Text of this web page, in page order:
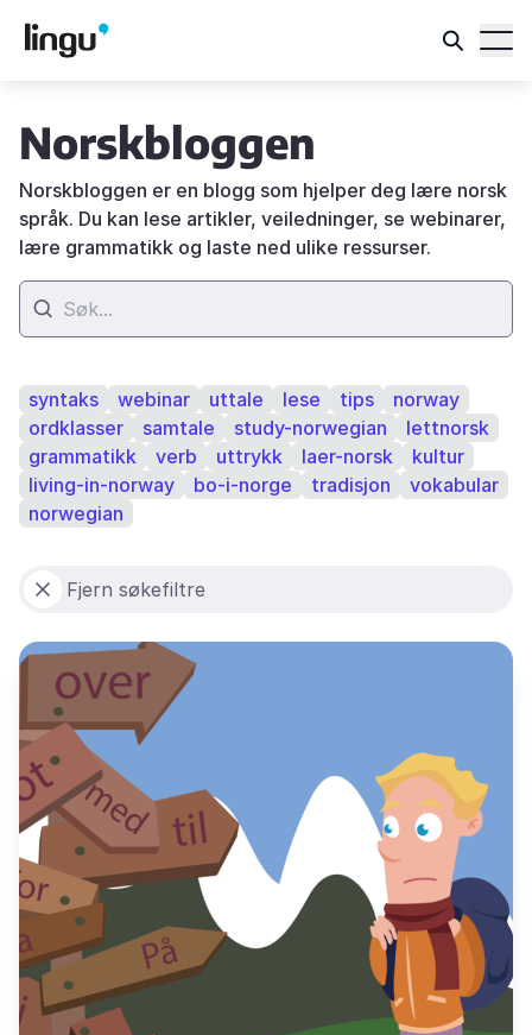
Norskbloggen
Norskbloggen er en blogg som hjelper deg lære norsk
språk. Du kan lese artikler, veiledninger, se webinarer,
lære grammatikk og laste ned ulike ressurser.
syntaks webinar uttale lese tips
norway
ordklasser
samtale study-norwegian
lettnorsk
grammatikk
verb uttrykk laer-norsk
kultur
living-in-norway
bo-i-norge tradisjon
vokabular
norwegian
Fjern søkefiltre